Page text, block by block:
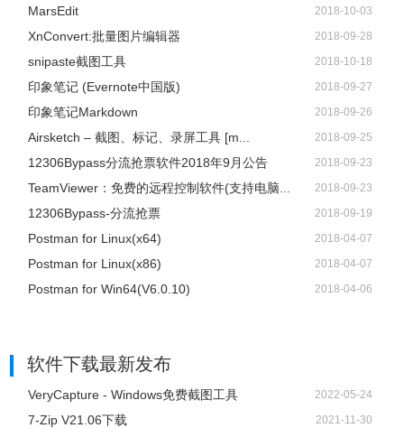
它们合成为一个文件。
8、截图
1）下面的例子是从指定时间开始，连续对1秒钟的视频进行
截图。
$ ffmpeg \
-y \
-i input.mp4 \
-ss 00:01:24 -t 00:00:01 \
output_%3d.jpg
2）如果只需要截一张图，可以指定只截取一帧。
$ ffmpeg \
-ss 01:23:45 \
output.jpg
3）上面例子中，-vframes 1指定只截取一帧，-q:v 2表示输
出的图片质量，一般是1到5之间（1 为质量最高）。
MarsEdit 2018-10-03
XnConvert:批量图片编辑器 2018-09-28
snipaste截图工具 2018-10-18
印象笔记 (Evernote中国版) 2018-09-27
印象笔记Markdown 2018-09-26
Airsketch – 截图、标记、录屏工具 [m... 2018-09-25
12306Bypass分流抢票软件2018年9月公告 2018-09-23
TeamViewer：免费的远程控制软件(支持电脑... 2018-09-23
12306Bypass-分流抢票 2018-09-19
Postman for Linux(x64) 2018-04-07
Postman for Linux(x86) 2018-04-07
Postman for Win64(V6.0.10) 2018-04-06
软件下载最新发布
VeryCapture - Windows免费截图工具 2022-05-24
7-Zip V21.06下载 2021-11-30